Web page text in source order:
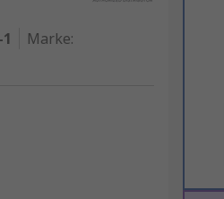
Marke: